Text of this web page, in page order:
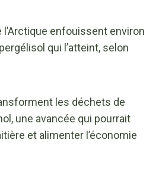
enfouissent environ
qui l’atteint, selon
les déchets de
une avancée qui pourrait
et alimenter l’économie